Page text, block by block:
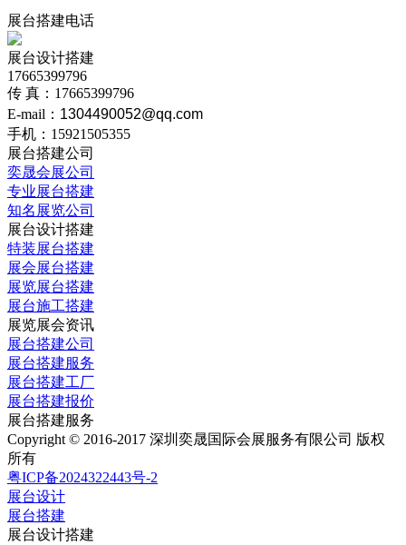
展台搭建电话
展台设计搭建
17665399796
传 真：17665399796
E-mail： 1304490052@qq.com
手机：15921505355
展台搭建公司
奕晟会展公司
专业展台搭建
知名展览公司
展台设计搭建
特装展台搭建
展会展台搭建
展览展台搭建
展台施工搭建
展览展会资讯
展台搭建公司
展台搭建服务
展台搭建工厂
展台搭建报价
展台搭建服务
Copyright © 2016-2017 深圳奕晟国际会展服务有限公司 版权
所有
粤ICP备2024322443号-2
展台设计
展台搭建
展台设计搭建